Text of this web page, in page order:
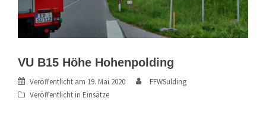
VU B15 Höhe Hohenpolding
Veröffentlicht am 19. Mai 2020
FFWSulding
Veröffentlicht in Einsätze